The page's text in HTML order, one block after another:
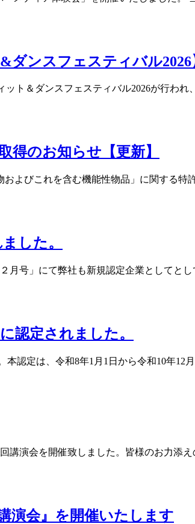
ンスフェスティバル2026
ト＆ダンスフェスティバル2026が行わ
得のお知らせ【更新】
よびこれを含む機能性物品」に関する
した。
号」にて弊社も新規認定企業としてと
認定されました。
認定は、令和8年1月1日から令和10年12
講演会を開催致しました。皆様のお力添
演会』を開催いたします